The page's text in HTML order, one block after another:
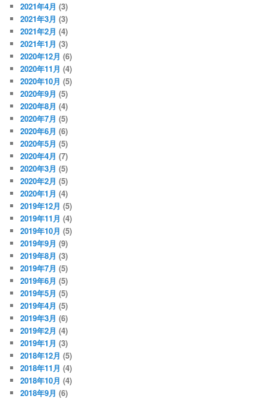
2021年4月 (3)
2021年3月 (3)
2021年2月 (4)
2021年1月 (3)
2020年12月 (6)
2020年11月 (4)
2020年10月 (5)
2020年9月 (5)
2020年8月 (4)
2020年7月 (5)
2020年6月 (6)
2020年5月 (5)
2020年4月 (7)
2020年3月 (5)
2020年2月 (5)
2020年1月 (4)
2019年12月 (5)
2019年11月 (4)
2019年10月 (5)
2019年9月 (9)
2019年8月 (3)
2019年7月 (5)
2019年6月 (5)
2019年5月 (5)
2019年4月 (5)
2019年3月 (6)
2019年2月 (4)
2019年1月 (3)
2018年12月 (5)
2018年11月 (4)
2018年10月 (4)
2018年9月 (6)